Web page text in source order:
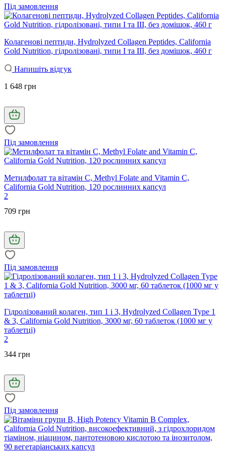
Під замовлення
Колагенові пептиди, Hydrolyzed Collagen Peptides, California
Gold Nutrition, гідролізовані, типи I та III, без домішок, 460 г
Напишіть відгук
1 648 грн
Під замовлення
Метилфолат та вітамін С, Methyl Folate and Vitamin C,
California Gold Nutrition, 120 рослинних капсул
2
709 грн
Під замовлення
Гідролізований колаген, тип 1 і 3, Hydrolyzed Collagen Type 1
& 3, California Gold Nutrition, 3000 мг, 60 таблеток (1000 мг у
таблетці)
2
344 грн
Під замовлення